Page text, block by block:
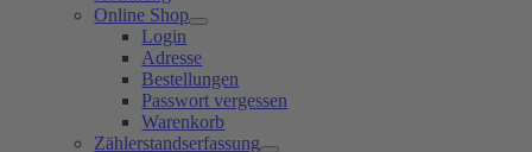
Online Shop
Login
Adresse
Bestellungen
Passwort vergessen
Warenkorb
Zählerstandserfassung